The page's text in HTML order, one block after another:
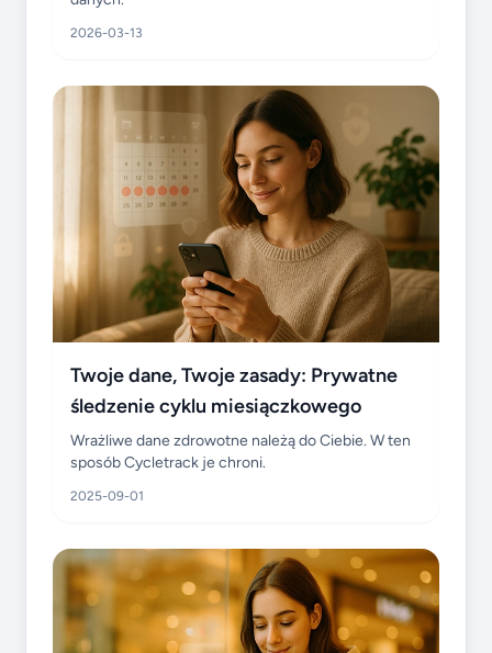
2026-03-13
Twoje dane, Twoje zasady: Prywatne
śledzenie cyklu miesiączkowego
Wrażliwe dane zdrowotne należą do Ciebie. W ten
sposób Cycletrack je chroni.
2025-09-01